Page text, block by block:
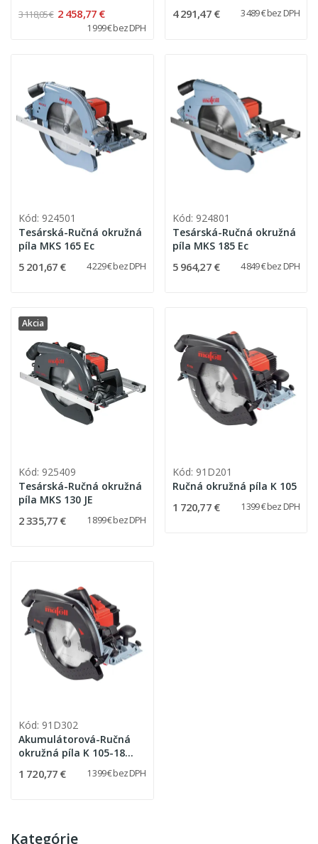
Kategórie
3 118,05 € 2 458,77 €
1 999 € bez DPH
4 291,47 € 3 489 € bez DPH
Kód: 924501
Tesárská-Ručná okružná
píla MKS 165 Ec
5 201,67 € 4 229 € bez DPH
Kód: 924801
Tesárská-Ručná okružná
píla MKS 185 Ec
5 964,27 € 4 849 € bez DPH
Akcia
Kód: 925409
Tesárská-Ručná okružná
píla MKS 130 JE
2 335,77 € 1 899 € bez DPH
Kód: 91D201
Ručná okružná píla K 105
1 720,77 € 1 399 € bez DPH
Kód: 91D302
Akumulátorová-Ručná
okružná píla K 105-18
1 720,77 € 1 399 € bez DPH